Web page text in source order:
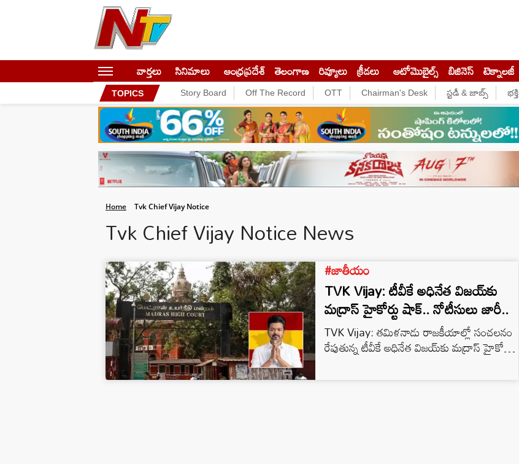
వార్తలు సినిమాలు ఆంధ్రప్రదేశ్ తెలంగాణ రివ్యూలు క్రీడలు ఆటోమొబైల్స్ బిజినెస్‌ టెక్నాలజీ
TOPICS Story Board Off The Record OTT Chairman's Desk స్టడీ & జాబ్స్ భక్తి
Home Tvk Chief Vijay Notice
Tvk Chief Vijay Notice News
#జాతీయం
TVK Vijay: టీవీకే అధినేత విజయ్‌కు
మద్రాస్ హైకోర్టు షాక్‌.. నోటీసులు జారీ..
TVK Vijay: తమిళనాడు రాజకీయాల్లో సంచలనం
రేపుతున్న టీవీకే అధినేత విజయ్‌కు మద్రాస్ హైకోర్టు